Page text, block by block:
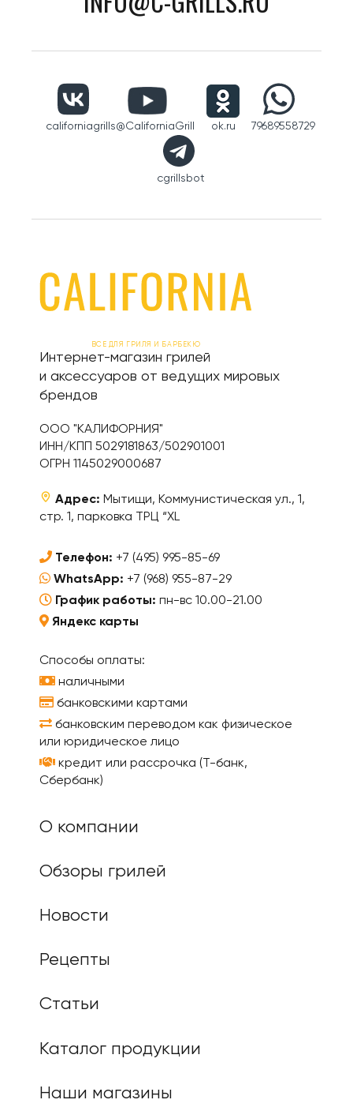
californiagrills@CaliforniaGrill ok.ru 79689558729
cgrillsbot
ВСЕ ДЛЯ ГРИЛЯ И БАРБЕКЮ
Интернет-магазин грилей
и аксессуаров от ведущих мировых
брендов
ООО "КАЛИФОРНИЯ"
ИНН/КПП 5029181863/502901001
ОГРН 1145029000687
Адрес: Мытищи, Коммунистическая ул., 1,
стр. 1, парковка ТРЦ “XL
Телефон: +7 (495) 995-85-69
WhatsApp: +7 (968) 955-87-29
График работы: пн-вс 10.00-21.00
Яндекс карты
Способы оплаты:
наличными
банковскими картами
банковским переводом как физическое
или юридическое лицо
кредит или рассрочка (Т-банк,
Сбербанк)
О компании
Обзоры грилей
Новости
Рецепты
Статьи
Каталог продукции
Наши магазины